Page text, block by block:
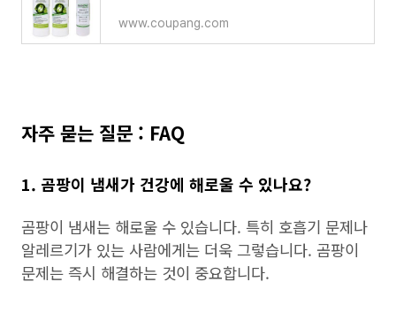
www.coupang.com
자주 묻는 질문 : FAQ
1. 곰팡이 냄새가 건강에 해로울 수 있나요?
곰팡이 냄새는 해로울 수 있습니다. 특히 호흡기 문제나
알레르기가 있는 사람에게는 더욱 그렇습니다. 곰팡이
문제는 즉시 해결하는 것이 중요합니다.